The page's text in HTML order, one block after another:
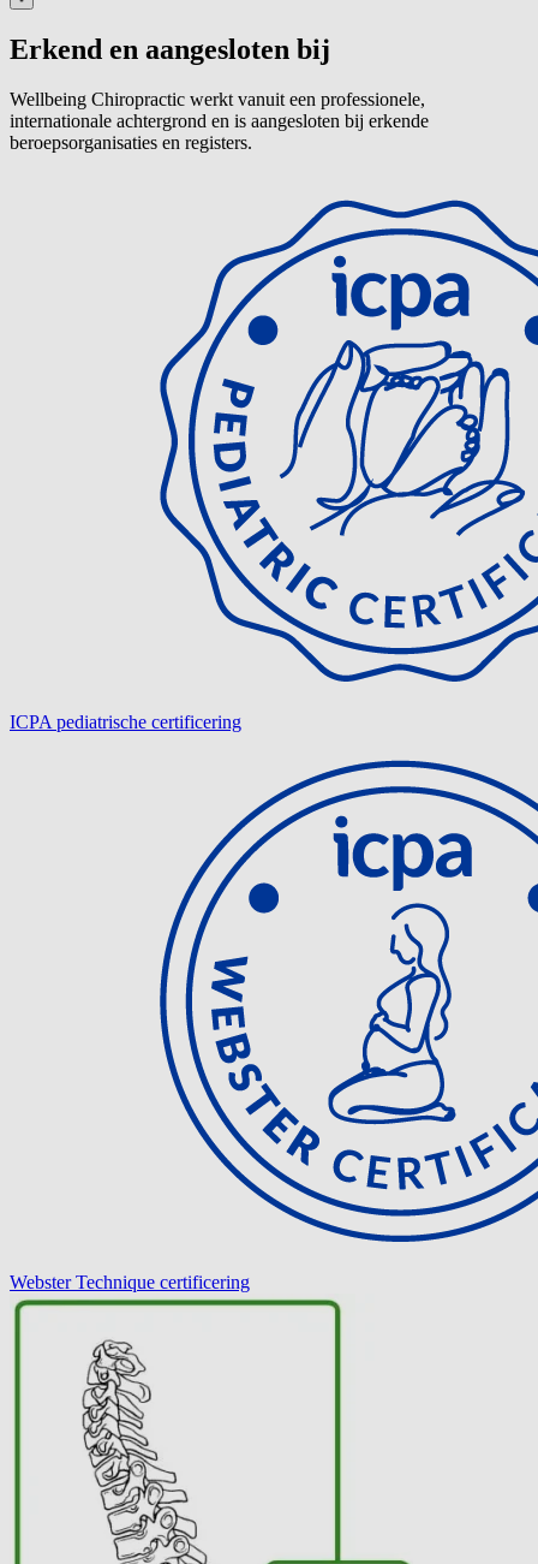
Erkend en aangesloten bij
Wellbeing Chiropractic werkt vanuit een professionele,
internationale achtergrond en is aangesloten bij erkende
beroepsorganisaties en registers.
ICPA pediatrische certificering
Webster Technique certificering